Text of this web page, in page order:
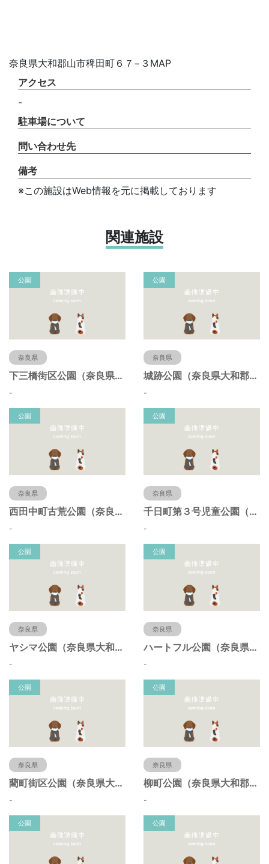
奈良県大和郡山市稗田町６７−３MAP
アクセス
-
駐車場について
問い合わせ先
備考
※この施設はWeb情報を元に掲載しております
関連施設
公園
奈良県
下三橋街区公園（奈良県大和郡山市）
-
公園
奈良県
城跡公園（奈良県大和郡山市）
-
公園
奈良県
西田中町古荒公園（奈良県大和郡山市）
-
公園
奈良県
千日町第３号児童公園（奈良県大和郡山市）
-
公園
奈良県
ヤシマ公園（奈良県大和郡山市）
-
公園
奈良県
ハートフル公園（奈良県大和郡山市）
-
公園
奈良県
藺町街区公園（奈良県大和郡山市）
-
公園
奈良県
柳町公園（奈良県大和郡山市）
-
公園 公園